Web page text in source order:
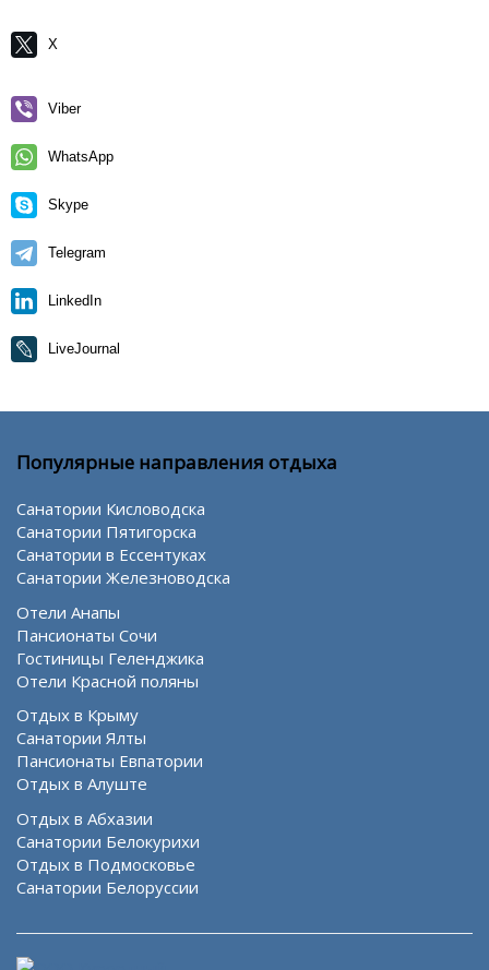
X
Viber
WhatsApp
Skype
Telegram
LinkedIn
LiveJournal
Популярные направления отдыха
Санатории Кисловодска
Санатории Пятигорска
Санатории в Ессентуках
Санатории Железноводска
Отели Анапы
Пансионаты Сочи
Гостиницы Геленджика
Отели Красной поляны
Отдых в Крыму
Санатории Ялты
Пансионаты Евпатории
Отдых в Алуште
Отдых в Абхазии
Санатории Белокурихи
Отдых в Подмосковье
Санатории Белоруссии